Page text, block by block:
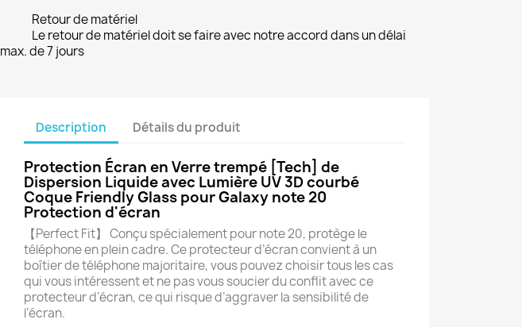
Retour de matériel
Le retour de matériel doit se faire avec notre accord dans un délai
max. de 7 jours
Description Détails du produit
Protection Écran en Verre trempé [Tech] de
Dispersion Liquide avec Lumière UV 3D courbé
Coque Friendly Glass pour Galaxy note 20
Protection d'écran
【Perfect Fit】 Conçu spécialement pour note 20, protège le
téléphone en plein cadre. Ce protecteur d’écran convient à un
boîtier de téléphone majoritaire, vous pouvez choisir tous les cas
qui vous intéressent et ne pas vous soucier du conflit avec ce
protecteur d’écran, ce qui risque d’aggraver la sensibilité de
l’écran.